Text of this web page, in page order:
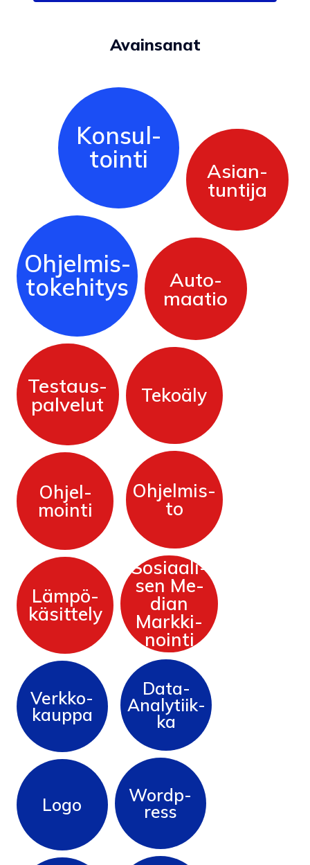
Avainsanat
Kon­sul­
Toin­ti
Oh­jel­mis­
To­ke­hi­tys
Asian­
Tun­ti­ja
Au­to­
Maa­tio
Tes­taus­
Pal­ve­lut Te­koä­ly
Oh­jel­mis­
To
Oh­jel­
Moin­ti
So­siaa­li­
Sen Me­
Dian
Mark­ki­
Noin­ti
Läm­pö­
Kä­sit­te­ly
Da­ta-
Ana­ly­tiik­
Ka
Verk­ko­
Kaup­pa
Wordp­
Ress
Lo­go